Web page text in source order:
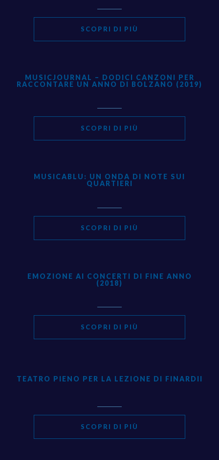
CARTA DELLA QUALITÀ
PROGETTI ESTIVI
SCOPRI DI PIÙ
MUSICJOURNAL – DODICI CANZONI PER
RACCONTARE UN ANNO DI BOLZANO (2019)
SCOPRI DI PIÙ
MUSICABLU: UN ONDA DI NOTE SUI
QUARTIERI
SCOPRI DI PIÙ
EMOZIONE AI CONCERTI DI FINE ANNO
(2018)
SCOPRI DI PIÙ
TEATRO PIENO PER LA LEZIONE DI FINARDII
SCOPRI DI PIÙ